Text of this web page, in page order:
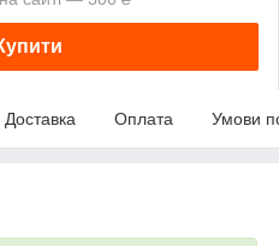
Доставка Оплата Умови